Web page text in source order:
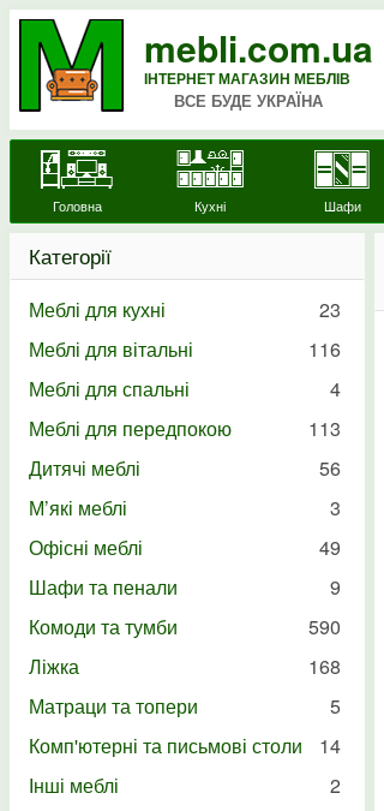
mebli.com.ua
ІНТЕРНЕТ МАГАЗИН МЕБЛІВ
ВСЕ БУДЕ УКРАЇНА
Головна Кухні Шафи
Категорії
Меблі для кухні
23
Меблі для вітальні
116
Меблі для спальні
4
Меблі для передпокою
113
Дитячі меблі
56
М’які меблі
3
Офісні меблі
49
Шафи та пенали
9
Комоди та тумби
590
Ліжка
168
Матраци та топери
5
Комп'ютерні та письмові столи
14
Інші меблі
2